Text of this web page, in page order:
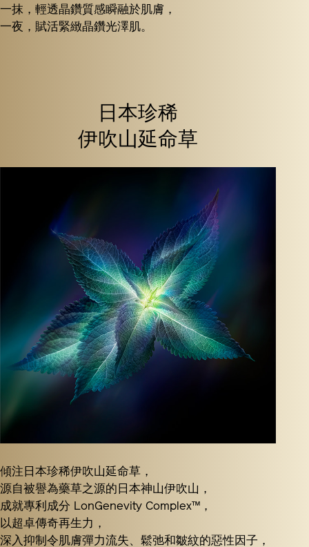
一抹，輕透晶鑽質感瞬融於肌膚，
一夜，賦活緊緻晶鑽光澤肌。
日本珍稀
伊吹山延命草
傾注日本珍稀伊吹山延命草，
源自被譽為藥草之源的日本神山伊吹山，
成就專利成分 LonGenevity Complex™，
以超卓傳奇再生力，
深入抑制令肌膚彈力流失、鬆弛和皺紋的惡性因子，